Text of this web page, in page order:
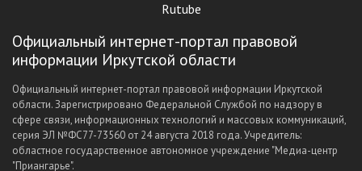
Rutube
Официальный интернет-портал правовой
информации Иркутской области
Официальный интернет-портал правовой информации Иркутской
области. Зарегистрировано Федеральной Службой по надзору в
сфере связи, информационных технологий и массовых коммуникаций,
серия ЭЛ №ФС77-73560 от 24 августа 2018 года. Учредитель:
областное государственное автономное учреждение "Медиа-центр
"Приангарье".